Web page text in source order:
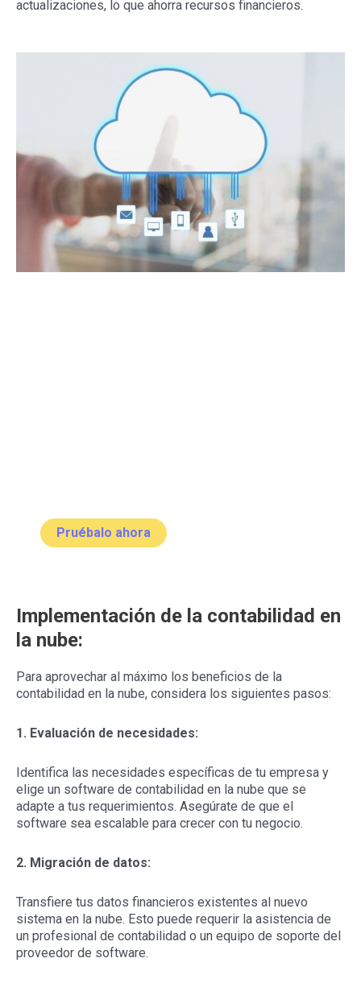
actualizaciones, lo que ahorra recursos financieros.
Pruébalo ahora
Implementación de la contabilidad en
la nube:
Para aprovechar al máximo los beneficios de la
contabilidad en la nube, considera los siguientes pasos:
1. Evaluación de necesidades:
Identifica las necesidades específicas de tu empresa y
elige un software de contabilidad en la nube que se
adapte a tus requerimientos. Asegúrate de que el
software sea escalable para crecer con tu negocio.
2. Migración de datos:
Transfiere tus datos financieros existentes al nuevo
sistema en la nube. Esto puede requerir la asistencia de
un profesional de contabilidad o un equipo de soporte del
proveedor de software.